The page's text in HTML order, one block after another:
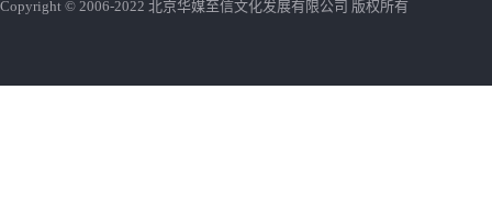
Copyright © 2006-2022 北京华媒至信文化发展有限公司 版权所有